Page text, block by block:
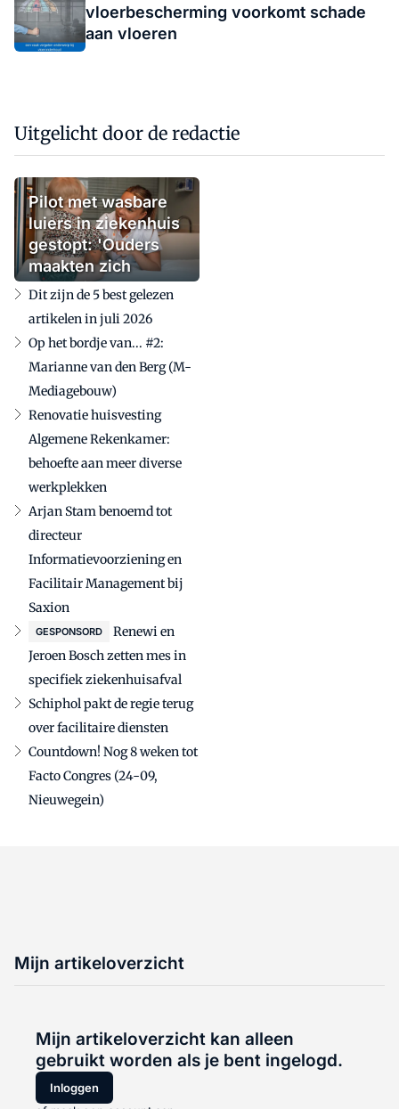
vloerbescherming voorkomt schade
aan vloeren
Uitgelicht door de redactie
Pilot met wasbare
luiers in ziekenhuis
gestopt: 'Ouders
maakten zich
zorgen'
Dit zijn de 5 best gelezen
artikelen in juli 2026
Op het bordje van... #2:
Marianne van den Berg (M-
Mediagebouw)
Renovatie huisvesting
Algemene Rekenkamer:
behoefte aan meer diverse
werkplekken
Arjan Stam benoemd tot
directeur
Informatievoorziening en
Facilitair Management bij
Saxion
GESPONSORD
Renewi en
Jeroen Bosch zetten mes in
specifiek ziekenhuisafval
Schiphol pakt de regie terug
over facilitaire diensten
Countdown! Nog 8 weken tot
Facto Congres (24-09,
Nieuwegein)
Mijn artikeloverzicht
Mijn artikeloverzicht kan alleen
gebruikt worden als je bent ingelogd.
Inloggen